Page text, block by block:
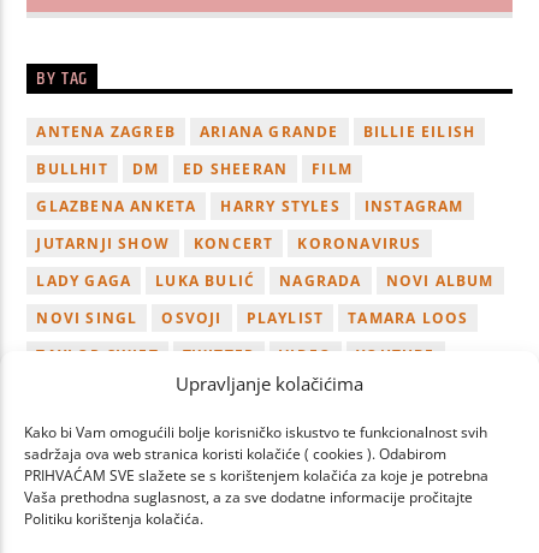
Upravljanje kolačićima
Kako bi Vam omogućili bolje korisničko iskustvo te funkcionalnost svih
sadržaja ova web stranica koristi kolačiće ( cookies ). Odabirom
PRIHVAĆAM SVE slažete se s korištenjem kolačića za koje je potrebna
Vaša prethodna suglasnost, a za sve dodatne informacije pročitajte
Politiku korištenja kolačića.
BY TAG
ANTENA ZAGREB ARIANA GRANDE
BILLIE EILISH
BULLHIT
DM ED SHEERAN
FILM
GLAZBENA ANKETA
HARRY STYLES
INSTAGRAM
JUTARNJI SHOW
KONCERT
KORONAVIRUS
LADY GAGA
LUKA BULIĆ NAGRADA
NOVI ALBUM
NOVI SINGL
OSVOJI PLAYLIST
TAMARA LOOS
TAYLOR SWIFT
TWITTER VIDEO
YOUTUBE